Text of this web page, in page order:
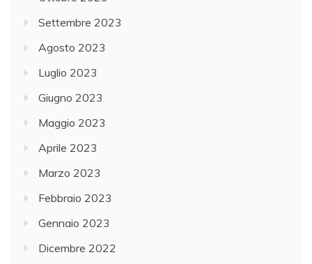
Settembre 2023
Agosto 2023
Luglio 2023
Giugno 2023
Maggio 2023
Aprile 2023
Marzo 2023
Febbraio 2023
Gennaio 2023
Dicembre 2022